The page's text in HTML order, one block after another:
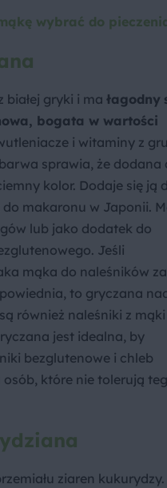
wybrać do
gryki i ma łagodny
bogata w wartości
i witaminy z
sprawia, że dodana
kolor. Dodaje się ją
makaronu w Japonii.
lub jako dodatek do
Jeśli
mąka do naleśników
to gryczana
również naleśniki z mąki
jest idealna, by
bezglutenowe i chleb
które nie tolerują
ziaren kukurydzy.